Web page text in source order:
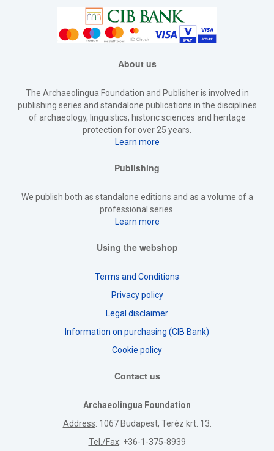
About us
The Archaeolingua Foundation and Publisher is involved in
publishing series and standalone publications in the disciplines
of archaeology, linguistics, historic sciences and heritage
protection for over 25 years.
Learn more
Publishing
We publish both as standalone editions and as a volume of a
professional series.
Learn more
Using the webshop
Terms and Conditions
Privacy policy
Legal disclaimer
Information on purchasing (CIB Bank)
Cookie policy
Contact us
Archaeolingua Foundation
Address: 1067 Budapest, Teréz krt. 13.
Tel./Fax: +36-1-375-8939